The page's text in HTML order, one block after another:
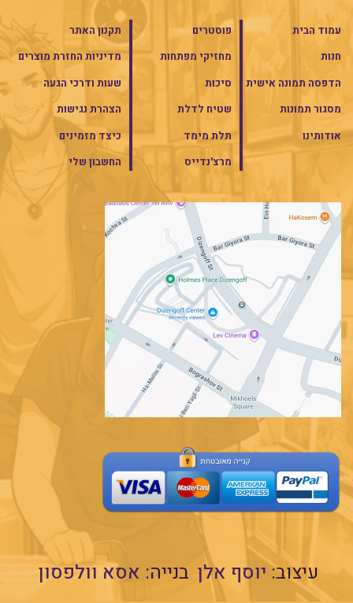
עמוד הבית
חנות
הדפסה תמונה אישית
מסגור תמונות
אודותינו
פוסטרים
מחזיקי מפתחות
סיכות
שטיח לדלת
תלת מימד
מרצ'נדייס
תקנון האתר
מדיניות החזרת מוצרים
שעות ודרכי הגעה
הצהרת נגישות
כיצד מזמינים
החשבון שלי
עיצוב:יוסף אלן בנייה: אסא וולפסון